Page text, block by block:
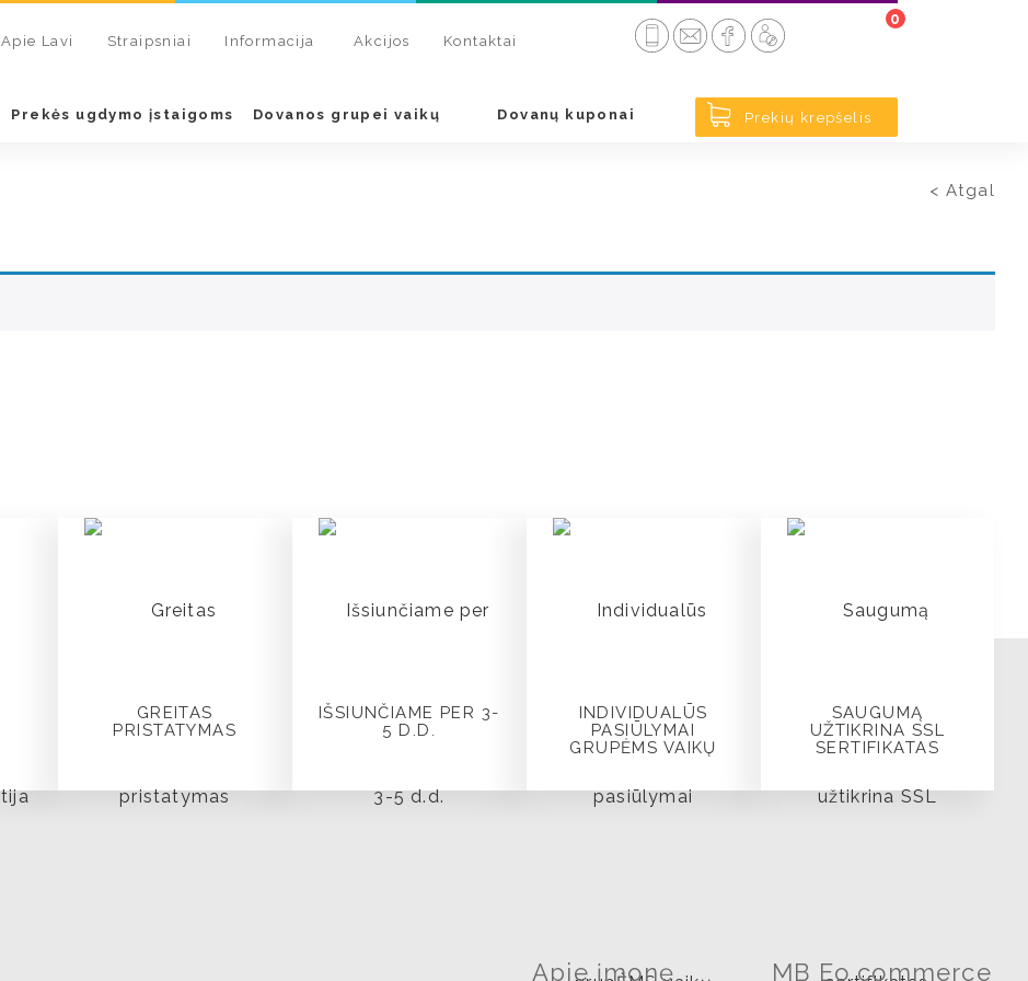
Apie Lavi Straipsniai Informacija Akcijos Kontaktai
Prekių krepšelis
0
Prekės ugdymo įstaigoms Dovanos grupei vaikų Dovanų kuponai
< Atgal
GREITAS
PRISTATYMAS
IŠSIUNČIAME PER 3-
5 D.D.
INDIVIDUALŪS
PASIŪLYMAI
GRUPĖMS VAIKŲ
SAUGUMĄ
UŽTIKRINA SSL
SERTIFIKATAS
Apie įmonę MB Eo commerce